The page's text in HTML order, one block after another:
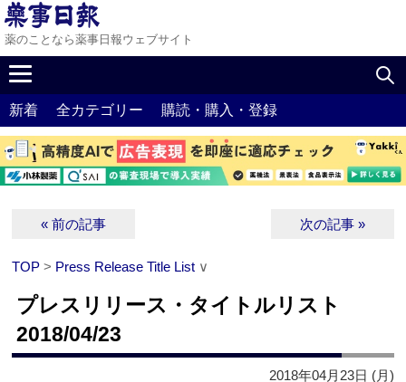
薬のことなら薬事日報ウェブサイト
新着 全カテゴリー 購読・購入・登録
« 前の記事 次の記事 »
TOP > Press Release Title List ∨
プレスリリース・タイトルリスト
2018/04/23
2018年04月23日 (月)